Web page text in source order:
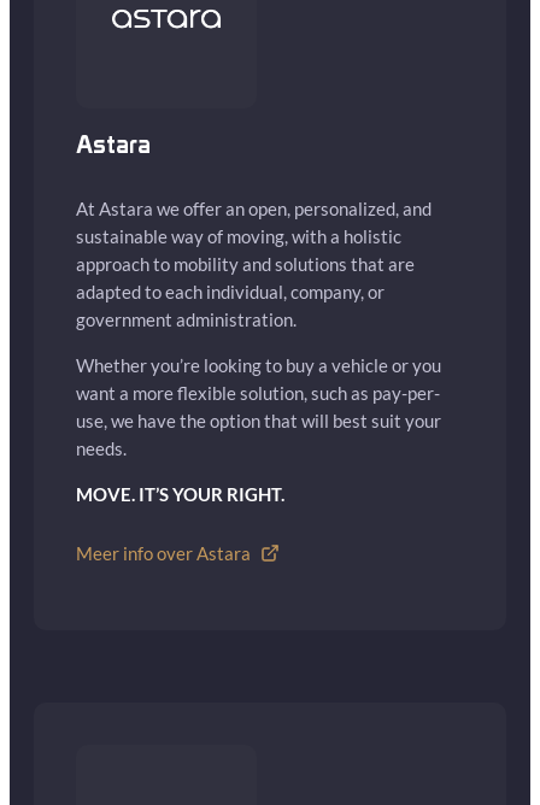
Astara
At Astara we offer an open, personalized, and
sustainable way of moving, with a holistic
approach to mobility and solutions that are
adapted to each individual, company, or
government administration.
Whether you’re looking to buy a vehicle or you
want a more flexible solution, such as pay-per-
use, we have the option that will best suit your
needs.
MOVE. IT’S YOUR RIGHT.
Meer info over Astara